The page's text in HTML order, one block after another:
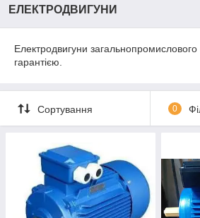
ЕЛЕКТРОДВИГУНИ
Електродвигуни
гарантією.
Сортування 0